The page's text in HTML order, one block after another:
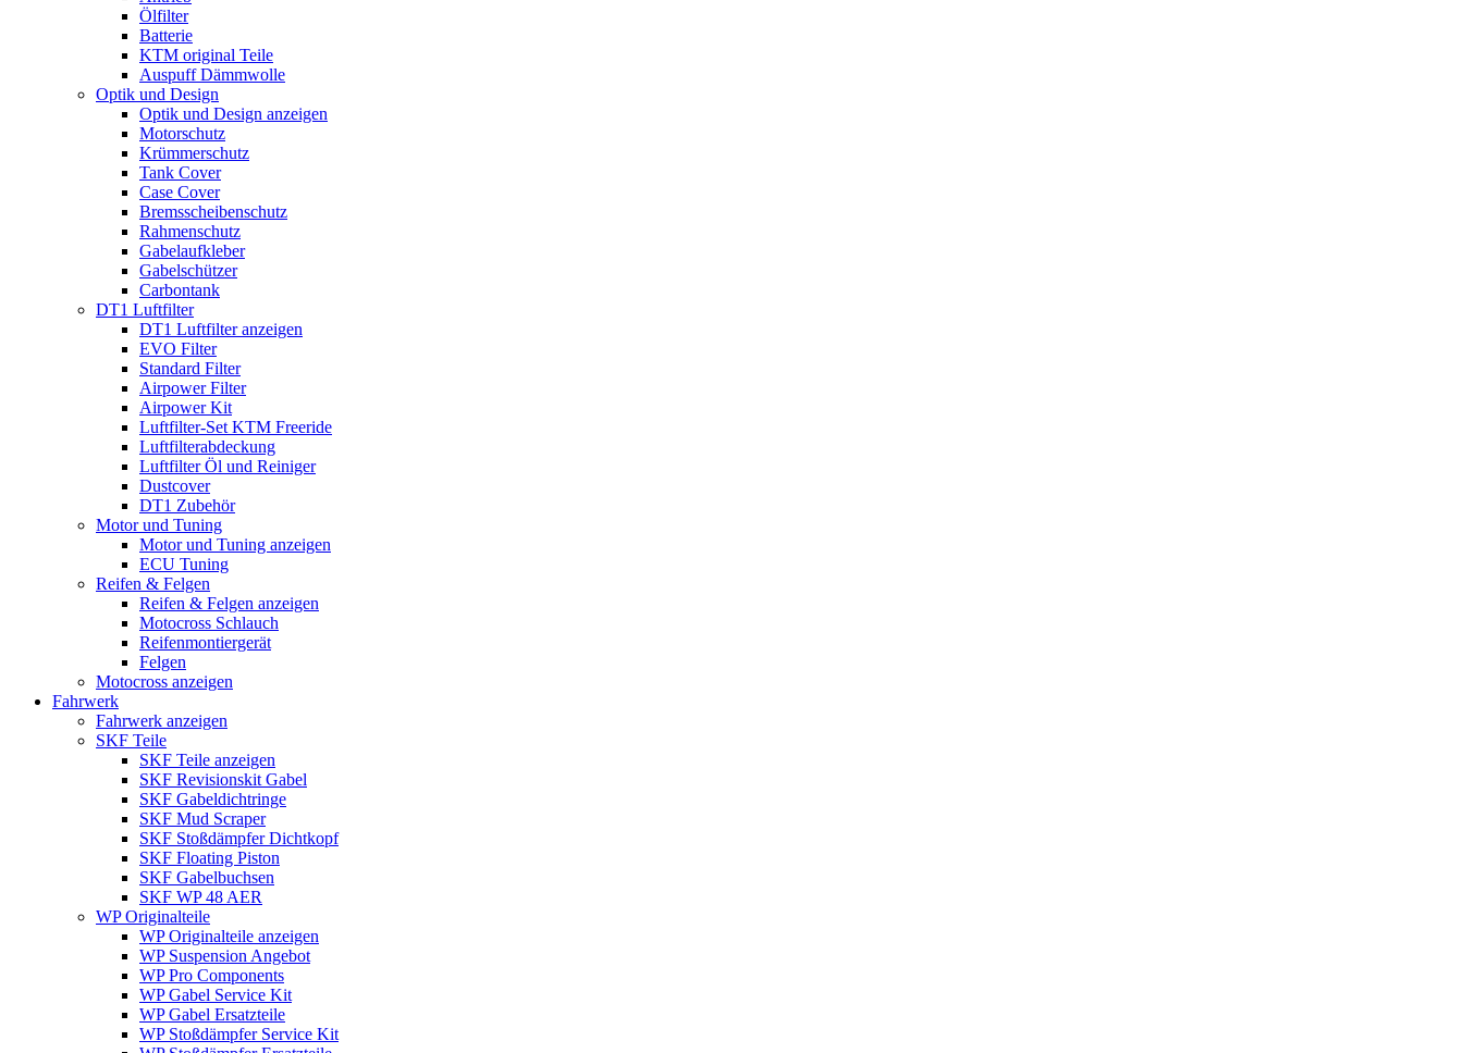
Ölfilter
Batterie
KTM original Teile
Auspuff Dämmwolle
Optik und Design
Optik und Design anzeigen
Motorschutz
Krümmerschutz
Tank Cover
Case Cover
Bremsscheibenschutz
Rahmenschutz
Gabelaufkleber
Gabelschützer
Carbontank
DT1 Luftfilter
DT1 Luftfilter anzeigen
EVO Filter
Standard Filter
Airpower Filter
Airpower Kit
Luftfilter-Set KTM Freeride
Luftfilterabdeckung
Luftfilter Öl und Reiniger
Dustcover
DT1 Zubehör
Motor und Tuning
Motor und Tuning anzeigen
ECU Tuning
Reifen & Felgen
Reifen & Felgen anzeigen
Motocross Schlauch
Reifenmontiergerät
Felgen
Motocross anzeigen
Fahrwerk
Fahrwerk anzeigen
SKF Teile
SKF Teile anzeigen
SKF Revisionskit Gabel
SKF Gabeldichtringe
SKF Mud Scraper
SKF Stoßdämpfer Dichtkopf
SKF Floating Piston
SKF Gabelbuchsen
SKF WP 48 AER
WP Originalteile
WP Originalteile anzeigen
WP Suspension Angebot
WP Pro Components
WP Gabel Service Kit
WP Gabel Ersatzteile
WP Stoßdämpfer Service Kit